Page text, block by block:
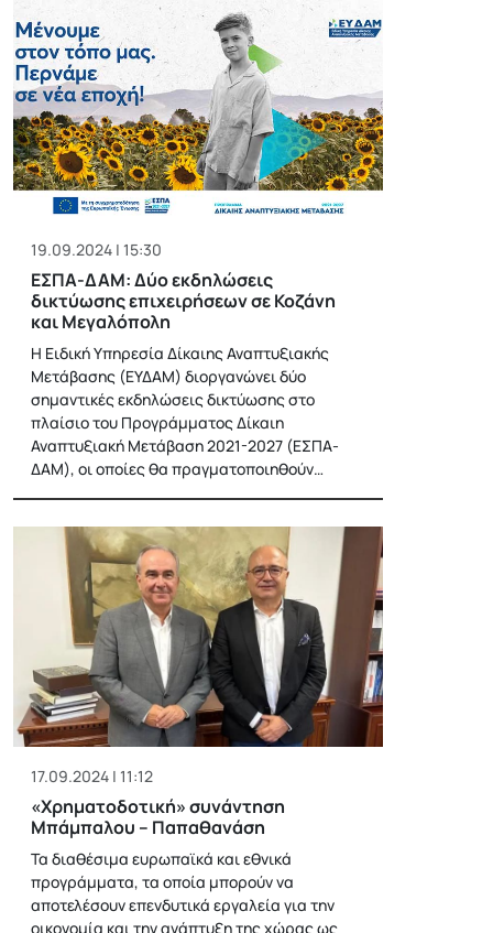
19.09.2024 | 15:30
ΕΣΠΑ-ΔΑΜ: Δύο εκδηλώσεις
δικτύωσης επιχειρήσεων σε Κοζάνη
και Μεγαλόπολη
Η Ειδική Υπηρεσία Δίκαιης Αναπτυξιακής
Μετάβασης (ΕΥΔΑΜ) διοργανώνει δύο
σημαντικές εκδηλώσεις δικτύωσης στο
πλαίσιο του Προγράμματος Δίκαιη
Αναπτυξιακή Μετάβαση 2021-2027 (ΕΣΠΑ-
ΔΑΜ), οι οποίες θα πραγματοποιηθούν…
17.09.2024 | 11:12
«Χρηματοδοτική» συνάντηση
Μπάμπαλου – Παπαθανάση
Τα διαθέσιμα ευρωπαϊκά και εθνικά
προγράμματα, τα οποία μπορούν να
αποτελέσουν επενδυτικά εργαλεία για την
οικονομία και την ανάπτυξη της χώρας ως